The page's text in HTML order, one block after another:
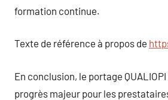
formation continue.
Texte de référence à propos de
En conclusion, le portage
progrès majeur pour les